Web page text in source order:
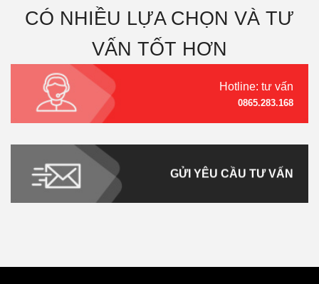
CÓ NHIỀU LỰA CHỌN VÀ TƯ
VẤN TỐT HƠN
Hotline: tư vấn
0865.283.168
GỬI YÊU CẦU TƯ VẤN